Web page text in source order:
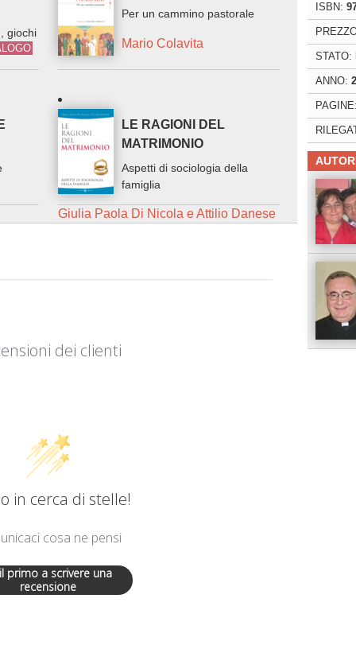
ISBN:
STATO:
ANNO:
giochi
Per un cammino pastorale
Mario Colavita
LE RAGIONI DEL
MATRIMONIO
Aspetti di sociologia della
famiglia
Giulia Paola Di Nicola e Attilio Danese
dei clienti
in cerca di stelle!
cosa ne pensi
primo a scrivere una
recensione